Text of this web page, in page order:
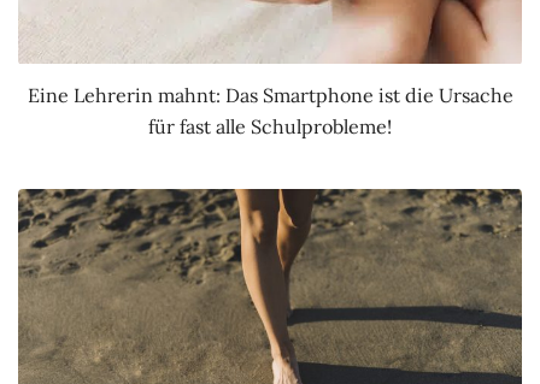
Eine Lehrerin mahnt: Das Smartphone ist die Ursache
für fast alle Schulprobleme!